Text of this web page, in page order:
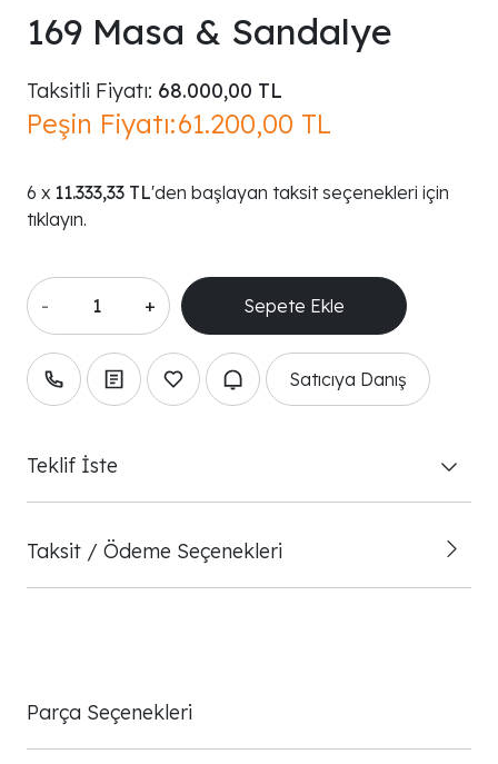
169 Masa & Sandalye
Taksitli Fiyatı: 68.000,00 TL
Peşin Fiyatı:61.200,00 TL
11.333,33 TL'den başlayan taksit seçenekleri için
tıklayın.
- +
Satıcıya Danış
Teklif İste
Taksit / Ödeme Seçenekleri
Parça Seçenekleri